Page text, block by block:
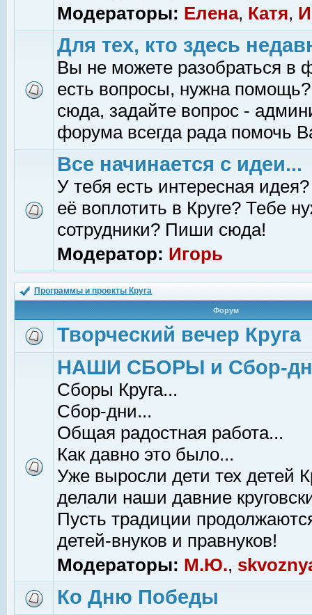
Модераторы: Елена, Катя,
Для тех, кто здесь
Вы не можете разобраться в
есть вопросы, нужна помощь?
сюда, задайте вопрос -
форума всегда рада помочь
Все начинается с идеи...
У тебя есть интересная
её воплотить в Круге? Тебе
сотрудники? Пиши сюда!
Модератор: Игорь
Программы и проекты Круга
Форум
Творческий вечер Круга
НАШИ СБОРЫ и Сбор-
Сборы Круга...
Сбор-дни...
Общая радостная работа...
Как давно это было...
Уже выросли дети тех детей
делали наши давние
Пусть традиции
детей-внуков и правнуков!
Модераторы: М.Ю.,
Ко Дню Победы